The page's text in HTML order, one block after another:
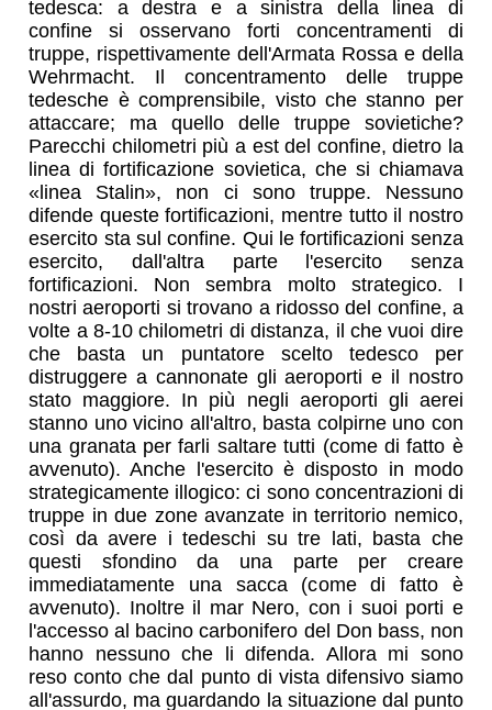
tedesca: a destra e a sinistra della linea di
confine si osservano forti concentramenti di
truppe, rispettivamente dell'Armata Rossa e della
Wehrmacht. Il concentramento delle truppe
tedesche è comprensibile, visto che stanno per
attaccare; ma quello delle truppe sovietiche?
Parecchi chilometri più a est del confine, dietro la
linea di fortificazione sovietica, che si chiamava
«linea Stalin», non ci sono truppe. Nessuno
difende queste fortificazioni, mentre tutto il nostro
esercito sta sul confine. Qui le fortificazioni senza
esercito, dall'altra parte l'esercito senza
fortificazioni. Non sembra molto strategico. I
nostri aeroporti si trovano a ridosso del confine, a
volte a 8-10 chilometri di distanza, il che vuoi dire
che basta un puntatore scelto tedesco per
distruggere a cannonate gli aeroporti e il nostro
stato maggiore. In più negli aeroporti gli aerei
stanno uno vicino all'altro, basta colpirne uno con
una granata per farli saltare tutti (come di fatto è
avvenuto). Anche l'esercito è disposto in modo
strategicamente illogico: ci sono concentrazioni di
truppe in due zone avanzate in territorio nemico,
così da avere i tedeschi su tre lati, basta che
questi sfondino da una parte per creare
immediatamente una sacca (come di fatto è
avvenuto). Inoltre il mar Nero, con i suoi porti e
l'accesso al bacino carbonifero del Don bass, non
hanno nessuno che li difenda. Allora mi sono
reso conto che dal punto di vista difensivo siamo
all'assurdo, ma guardando la situazione dal punto